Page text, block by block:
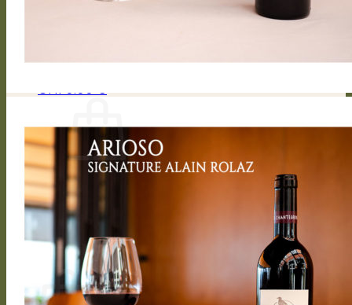
CHF0.00 0
Es befinden sich keine Produkte im
Warenkorb.
Zurück zum Shop
Warenkorb